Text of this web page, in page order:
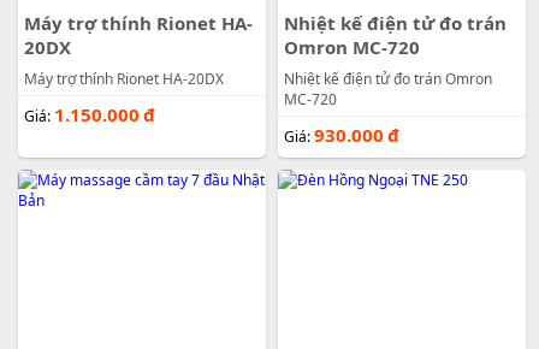
Máy trợ thính Rionet HA-
20DX
Máy trợ thính Rionet HA-20DX
Giá: 1.150.000 đ
Nhiệt kế điện tử đo trán
Omron MC-720
Nhiệt kế điện tử đo trán Omron
MC-720
Giá:930.000 đ